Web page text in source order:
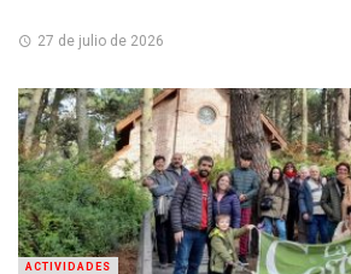
27 de julio de 2026
ACTIVIDADES